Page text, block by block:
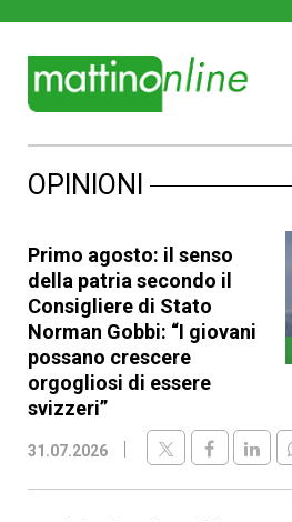
OPINIONI
Primo agosto: il senso
della patria secondo il
Consigliere di Stato
Norman Gobbi: “I giovani
possano crescere
orgogliosi di essere
svizzeri”
31.07.2026